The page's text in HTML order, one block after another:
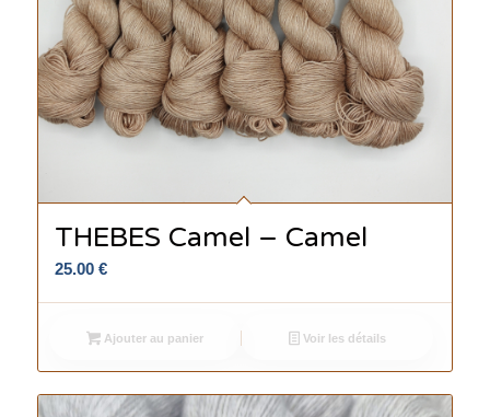
THEBES Camel – Camel
25.00 €
Ajouter au panier Voir les détails